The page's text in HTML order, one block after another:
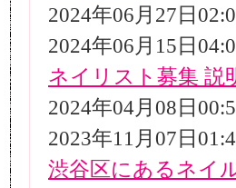
2024年06月27日
2024年06月15日
ネイリスト募集 説
2024年04月08日
2023年11月07日
渋谷区にあるネイ